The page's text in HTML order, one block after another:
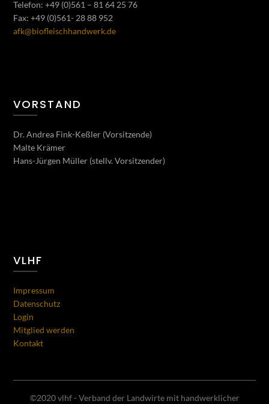
Telefon: +49 (0)561 – 81 64 25 76
Fax: +49 (0)561- 28 88 952
afk@biofleischhandwerk.de
VORSTAND
Dr. Andrea Fink-Keßler (Vorsitzende)
Malte Krämer
Hans-Jürgen Müller (stellv. Vorsitzender)
VLHF
Impressum
Datenschutz
Login
Mitglied werden
Kontakt
©2020 vlhf - Verband der Landwirte mit handwerklicher